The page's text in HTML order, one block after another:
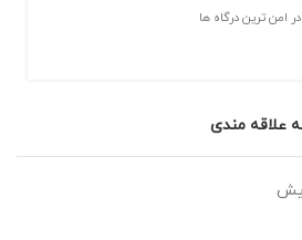
امن ترین درگاه ها
علاقه مندی